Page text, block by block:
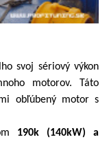
svoj sériový výkon
motorov. Táto
obľúbený motor s
190k (140kW) a